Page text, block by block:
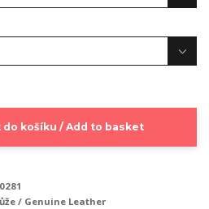
do košíku / Add to basket
/ Genuine Leather